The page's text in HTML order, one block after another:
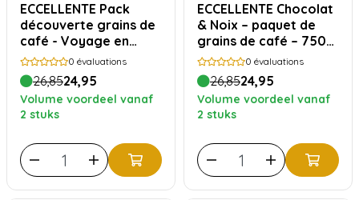
ECCELLENTE Pack
découverte grains de
café - Voyage en
Amérique Centrale -
750 grammes
0 évaluations
26,8524,95
Volume voordeel vanaf
2 stuks
ECCELLENTE Chocolat
& Noix – paquet de
grains de café – 750
grammes
0 évaluations
26,8524,95
Volume voordeel vanaf
2 stuks